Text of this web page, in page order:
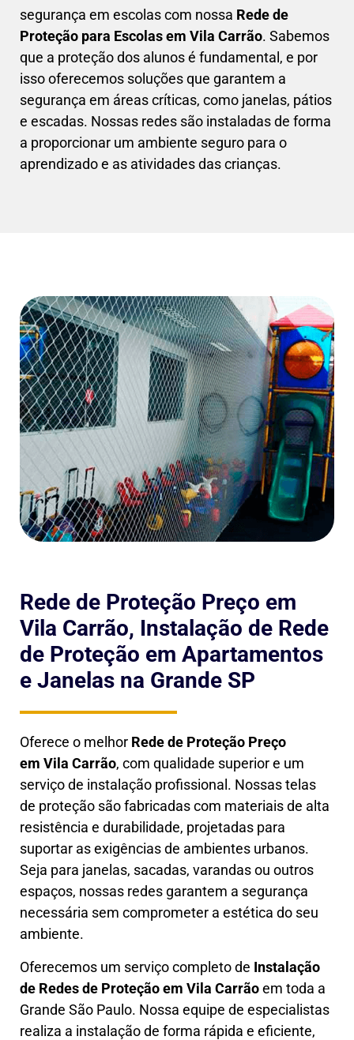
segurança em escolas com nossa Rede de
Proteção para Escolas em Vila Carrão. Sabemos
que a proteção dos alunos é fundamental, e por
isso oferecemos soluções que garantem a
segurança em áreas críticas, como janelas, pátios
e escadas. Nossas redes são instaladas de forma
a proporcionar um ambiente seguro para o
aprendizado e as atividades das crianças.
Rede de Proteção Preço em
Vila Carrão, Instalação de Rede
de Proteção em Apartamentos
e Janelas na Grande SP
Oferece o melhor Rede de Proteção Preço
em Vila Carrão, com qualidade superior e um
serviço de instalação profissional. Nossas telas
de proteção são fabricadas com materiais de alta
resistência e durabilidade, projetadas para
suportar as exigências de ambientes urbanos.
Seja para janelas, sacadas, varandas ou outros
espaços, nossas redes garantem a segurança
necessária sem comprometer a estética do seu
ambiente.
Oferecemos um serviço completo de Instalação
de Redes de Proteção em Vila Carrãoem toda a
Grande São Paulo. Nossa equipe de especialistas
realiza a instalação de forma rápida e eficiente,